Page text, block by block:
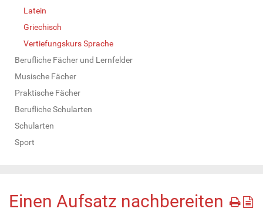
Latein
Griechisch
Vertiefungskurs Sprache
Berufliche Fächer und Lernfelder
Musische Fächer
Praktische Fächer
Berufliche Schularten
Schularten
Sport
Einen Aufsatz nachbereiten